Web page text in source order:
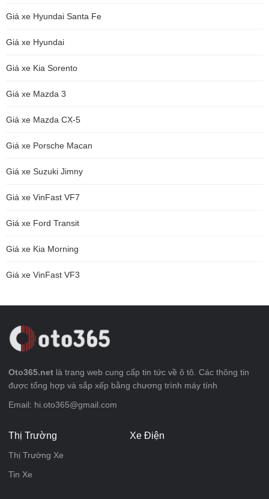
Giá xe Hyundai Santa Fe
Giá xe Hyundai
Giá xe Kia Sorento
Giá xe Mazda 3
Giá xe Mazda CX-5
Giá xe Porsche Macan
Giá xe Suzuki Jimny
Giá xe VinFast VF7
Giá xe Ford Transit
Giá xe Kia Morning
Giá xe VinFast VF3
Oto365.net là trang web cung cấp tin tức về ô tô. Các thông tin
được tổng hợp và sắp xếp bằng chương trình máy tính
Email: hi.oto365@gmail.com
Thị Trường
Thị Trường Xe
Tin Xe
Xe Điện